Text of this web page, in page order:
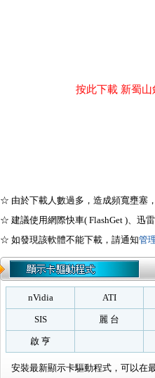
按此下載 新蜀
☆ 由於下載人數過多，造成頻寬壅塞
☆ 建議使用網際快車( FlashGet )、迅
☆ 如發現該軟體不能下載，請通知管
nVidia ATI
SIS 麗 台
啟 亨
安裝最新顯示卡驅動程式，可以在